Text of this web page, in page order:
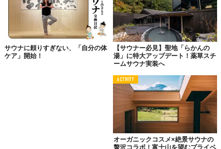
© 株式会社リバース
地域パートナーとの連携で「ご当地サバス」展開へ
サバス事業はこれまで、リバースとサウナイキタイが共同で運営
サウナに頼りすぎない、「自分の体
ケア」開始！
【サウナー必見】聖地「らかんの
湯」に特大アップデート！薬草スチ
ームサウナ実装へ
ACTIVITY
オーガニックコスメ×絶景サウナの
贅沢コラボ！富士山を望むプライベ